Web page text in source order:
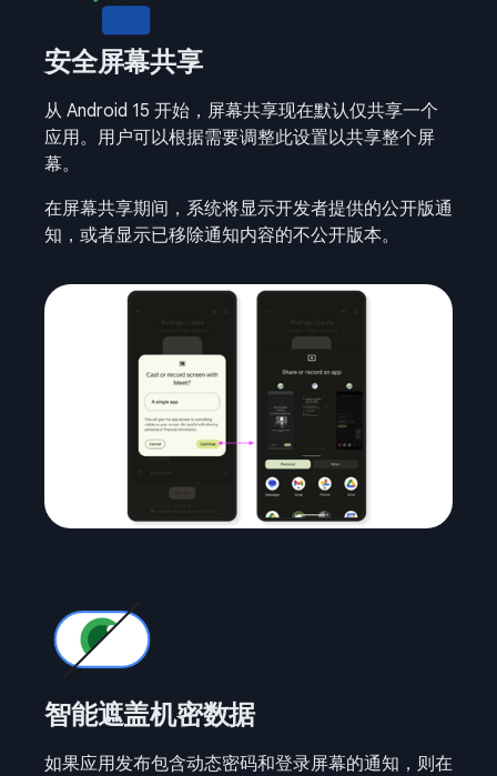
安全屏幕共享
从 Android 15 开始，屏幕共享现在默认仅共享一个
应用。用户可以根据需要调整此设置以共享整个屏
幕。
在屏幕共享期间，系统将显示开发者提供的公开版通
知，或者显示已移除通知内容的不公开版本。
智能遮盖机密数据
如果应用发布包含动态密码和登录屏幕的通知，则在